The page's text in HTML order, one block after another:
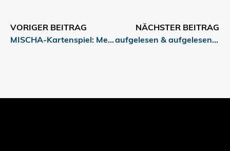
VORIGER BEITRAG
MISCHA-Kartenspiel: Medien-Quiz
NÄCHSTER BEITRAG
aufgelesen & aufgelesen.plus zwei sind soeben erschienen